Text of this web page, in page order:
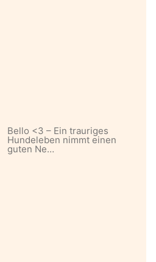
Bello <3 – Ein trauriges
Hundeleben nimmt einen
guten Ne…